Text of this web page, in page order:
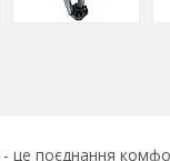
- це поєднання